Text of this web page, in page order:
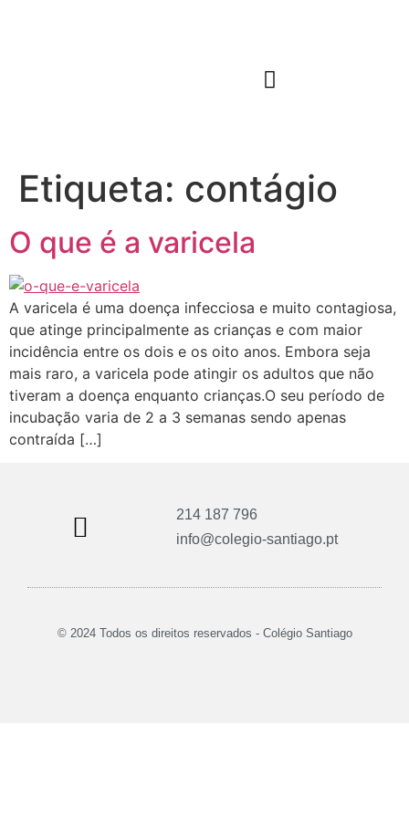
Etiqueta: contágio
O que é a varicela
A varicela é uma doença infecciosa e muito contagiosa,
que atinge principalmente as crianças e com maior
incidência entre os dois e os oito anos. Embora seja
mais raro, a varicela pode atingir os adultos que não
tiveram a doença enquanto crianças.O seu período de
incubação varia de 2 a 3 semanas sendo apenas
contraída […]
214 187 796
info@colegio-santiago.pt
© 2024 Todos os direitos reservados - Colégio Santiago